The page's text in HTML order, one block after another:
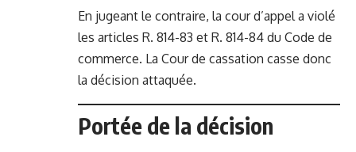
En jugeant le contraire, la cour d’appel a violé
les articles R. 814-83 et R. 814-84 du Code de
commerce. La Cour de cassation casse donc
la décision attaquée.
Portée de la décision